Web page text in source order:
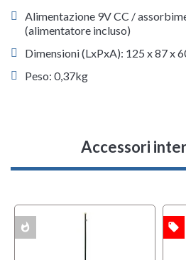
Alimentazione 9V CC /
(alimentatore incluso)
Dimensioni (LxPxA): 125 x 87 x
Peso: 0,37kg
Accessori
whatshot local_offer